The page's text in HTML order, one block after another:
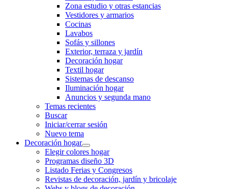
Zona estudio y otras estancias
Vestidores y armarios
Cocinas
Lavabos
Sofás y sillones
Exterior, terraza y jardín
Decoración hogar
Textil hogar
Sistemas de descanso
Iluminación hogar
Anuncios y segunda mano
Temas recientes
Buscar
Iniciar/cerrar sesión
Nuevo tema
Decoración hogar
Elegir colores hogar
Programas diseño 3D
Listado Ferias y Congresos
Revistas de decoración, jardín y bricolaje